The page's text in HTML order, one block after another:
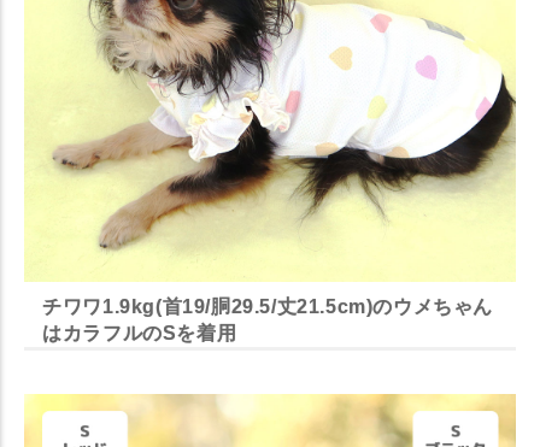
チワワ1.9kg(首19/胴29.5/丈21.5cm)のウメちゃん
はカラフルのSを着用